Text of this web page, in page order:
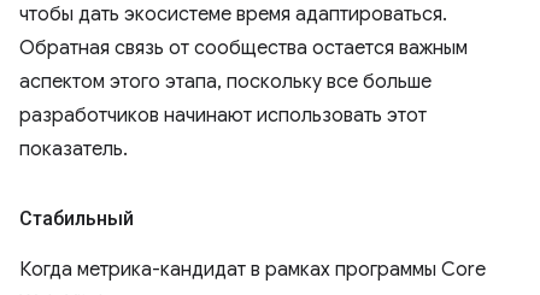
чтобы дать экосистеме время адаптироваться.
Обратная связь от сообщества остается важным
аспектом этого этапа, поскольку все больше
разработчиков начинают использовать этот
показатель.
Стабильный
Когда метрика-кандидат в рамках программы Core